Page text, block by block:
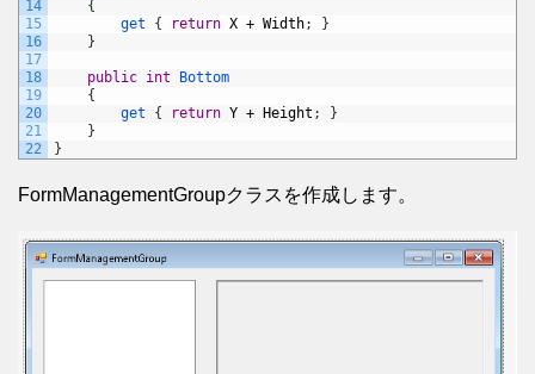
14
15
16
17
18
19
20
21
22
{
get
{ return X + Width;
}
}
public int
Bottom
{
get
{ return Y + Height ;
}
}
}
FormManagementGroupクラスを作成します。